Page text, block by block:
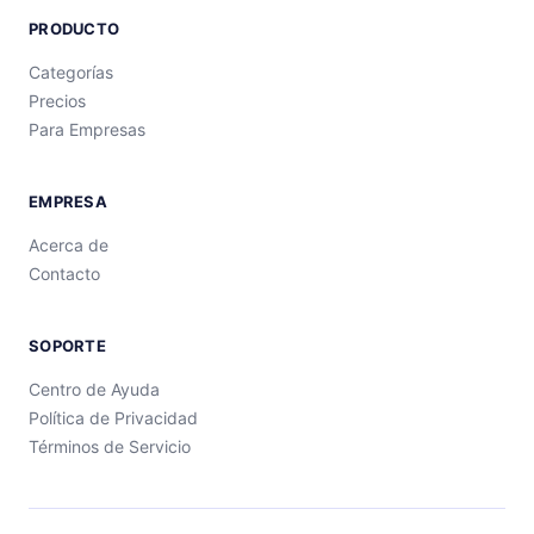
PRODUCTO
Categorías
Precios
Para Empresas
EMPRESA
Acerca de
Contacto
SOPORTE
Centro de Ayuda
Política de Privacidad
Términos de Servicio